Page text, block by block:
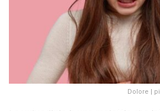
Dolore |